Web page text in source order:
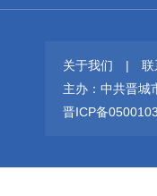
关于我们 | 联
主办：中共晋城
晋ICP备